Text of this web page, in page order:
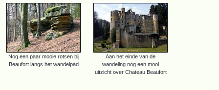
Nog een paar mooie rotsen bij
Beaufort langs het wandelpad
Aan het einde van de
wandeling nog een mooi
uitzicht over Chateau Beaufort